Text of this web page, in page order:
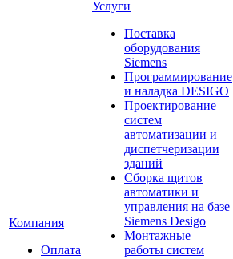
Компания
Оплата
Услуги
Поставка
оборудования
Siemens
Программирование
и наладка DESIGO
Проектирование
систем
автоматизации и
диспетчеризации
зданий
Сборка щитов
автоматики и
управления на базе
Siemens Desigo
Монтажные
работы систем